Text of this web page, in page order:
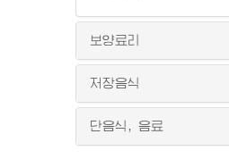
보양료리
저장음식
단음식, 음료